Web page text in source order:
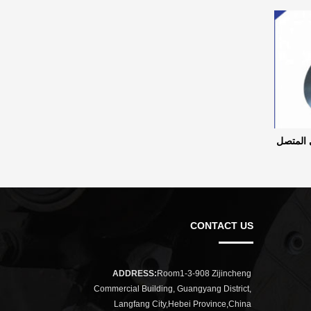
المتصل
CONTACT US
ADDRESS: Room1-3-908 Zijincheng
Commercial Building, Guangyang District,
Langfang City,Hebei Province,China